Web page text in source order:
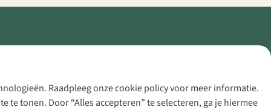
Raadpleeg onze cookie policy voor meer informatie.
tonen. Door “Alles accepteren” te selecteren, ga je hiermee